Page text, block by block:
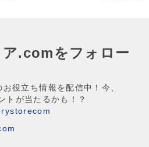
.comをフォロー
役立ち情報を配信中！今、
トが当たるかも！？